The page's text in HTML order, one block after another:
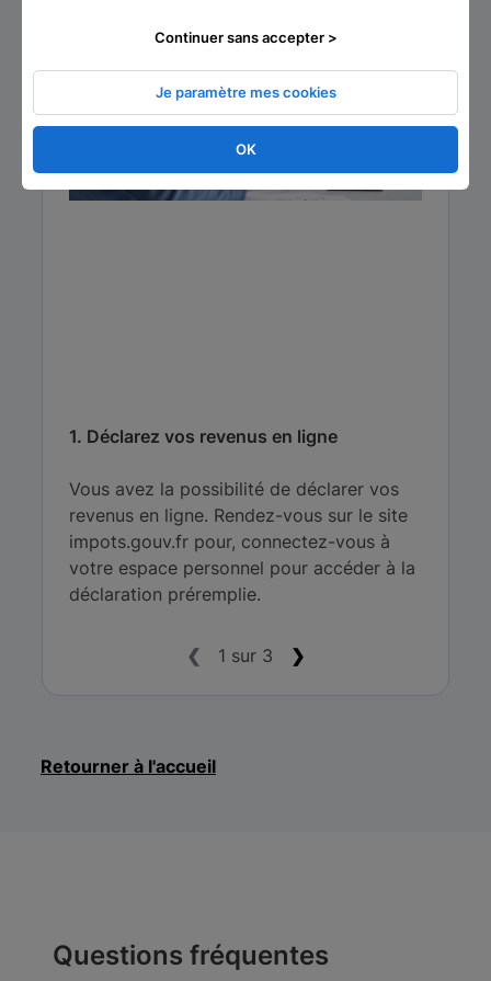
1. Déclarez vos revenus en ligne
Vous avez la possibilité de déclarer vos
revenus en ligne. Rendez-vous sur le site
impots.gouv.fr pour, connectez-vous à
votre espace personnel pour accéder à la
déclaration préremplie.
❮ 1 sur 3 ❯
Retourner à l'accueil
Questions fréquentes
OK
Je paramètre mes cookies
Continuer sans accepter >